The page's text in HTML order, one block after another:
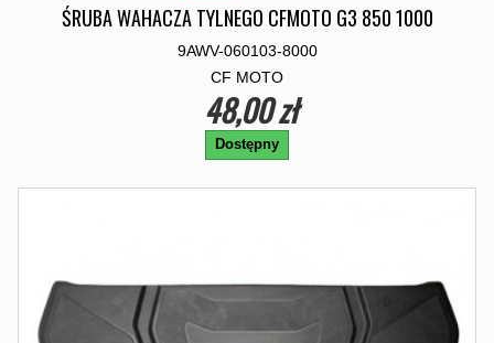
ŚRUBA WAHACZA TYLNEGO CFMOTO G3 850 1000
9AWV-060103-8000
CF MOTO
48,00 zł
Dostępny